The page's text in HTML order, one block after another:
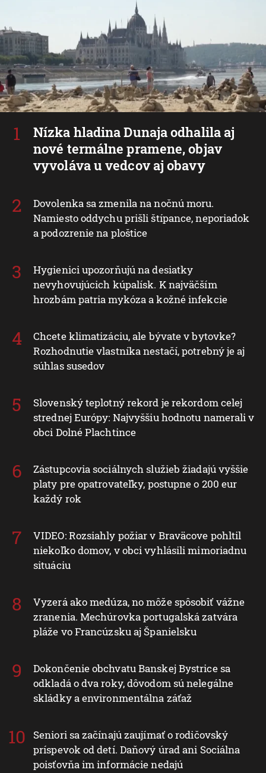
Nízka hladina Dunaja odhalila aj
nové termálne pramene, objav
vyvoláva u vedcov aj obavy
Dovolenka sa zmenila na nočnú moru.
Namiesto oddychu prišli štípance, neporiadok
a podozrenie na ploštice
Hygienici upozorňujú na desiatky
nevyhovujúcich kúpalísk. K najväčším
hrozbám patria mykóza a kožné infekcie
Chcete klimatizáciu, ale bývate v bytovke?
Rozhodnutie vlastníka nestačí, potrebný je aj
súhlas susedov
Slovenský teplotný rekord je rekordom celej
strednej Európy: Najvyššiu hodnotu namerali v
obci Dolné Plachtince
Zástupcovia sociálnych služieb žiadajú vyššie
platy pre opatrovateľky, postupne o 200 eur
každý rok
VIDEO: Rozsiahly požiar v Braväcove pohltil
niekoľko domov, v obci vyhlásili mimoriadnu
situáciu
Vyzerá ako medúza, no môže spôsobiť vážne
zranenia. Mechúrovka portugalská zatvára
pláže vo Francúzsku aj Španielsku
Dokončenie obchvatu Banskej Bystrice sa
odkladá o dva roky, dôvodom sú nelegálne
skládky a environmentálna záťaž
Seniori sa začínajú zaujímať o rodičovský
príspevok od detí. Daňový úrad ani Sociálna
poisťovňa im informácie nedajú